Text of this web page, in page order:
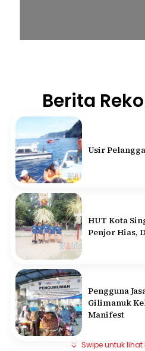
Berita
Usir
HUT Kota
Penjor Hias,
Pengguna
Gilimanuk
Manifest
Swipe untuk